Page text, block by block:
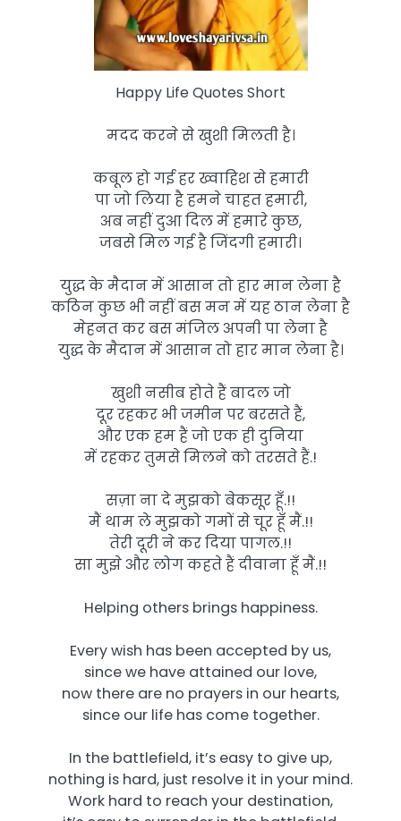
Happy Life Quotes Short
मदद करने से खुशी मिलती है।
कबूल हो गई हर ख्वाहिश से हमारी
पा जो लिया है हमने चाहत हमारी,
अब नहीं दुआ दिल में हमारे कुछ,
जबसे मिल गई है जिंदगी हमारी।
युद्ध के मैदान में आसान तो हार मान लेना है
कठिन कुछ भी नहीं बस मन में यह ठान लेना है
मेहनत कर बस मंजिल अपनी पा लेना है
युद्ध के मैदान में आसान तो हार मान लेना है।
खुशी नसीब होते हैं बादल जो
दूर रहकर भी जमीन पर बरसते हैं,
और एक हम हैं जो एक ही दुनिया
में रहकर तुमसे मिलने को तरसते हैं.!
सज़ा ना दे मुझको बेकसूर हूँ.!!
मैं थाम ले मुझको गमों से चूर हूँ मैं.!!
तेरी दूरी ने कर दिया पागल.!!
सा मुझे और लोग कहते हैं दीवाना हूँ मैं.!!
Helping others brings happiness.
Every wish has been accepted by us,
since we have attained our love,
now there are no prayers in our hearts,
since our life has come together.
In the battlefield, it’s easy to give up,
nothing is hard, just resolve it in your mind.
Work hard to reach your destination,